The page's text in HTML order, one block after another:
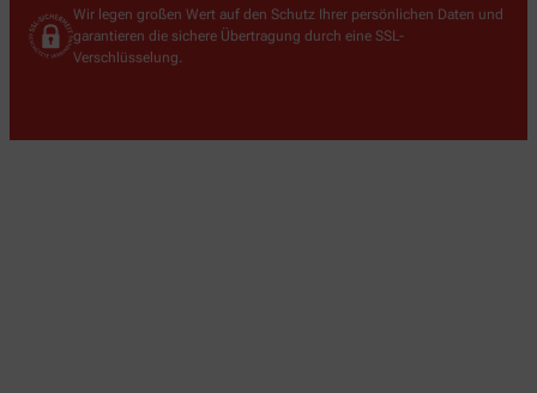
Wir legen großen Wert auf den Schutz Ihrer persönlichen Daten und
garantieren die sichere Übertragung durch eine SSL-
Verschlüsselung.